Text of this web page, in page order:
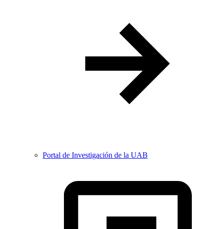
Portal de Investigación de la UAB